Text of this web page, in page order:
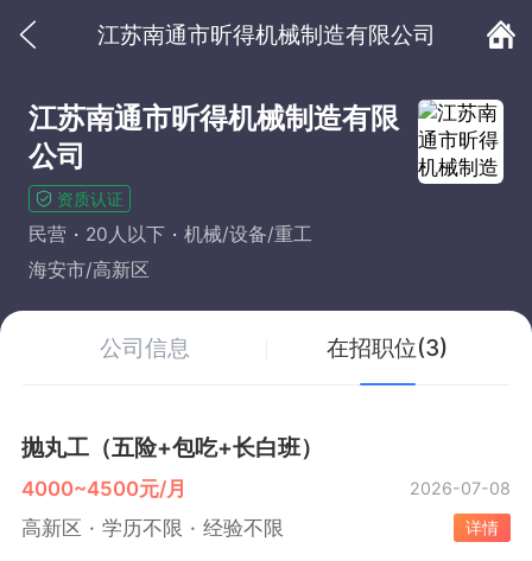
江苏南通市昕得机械制造有限公司
江苏南通市昕得机械制造有限
公司
资质认证
民营 20人以下
机械/设备/重工
海安市/高新区
公司信息 在招职位(3)
抛丸工（五险+包吃+长白班）
4000~4500元/月 2026-07-08
高新区 学历不限 经验不限 详情